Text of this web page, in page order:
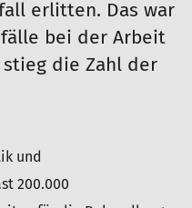
erlitten. Das war
bei der Arbeit
stieg die Zahl der
und
200.000